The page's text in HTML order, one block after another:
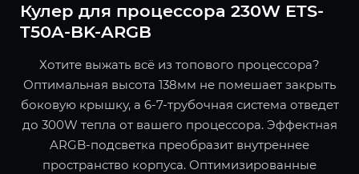
Кулер для процессора 230W ETS-
T50A-BK-ARGB
Хотите выжать всё из топового процессора?
Оптимальная высота 138мм не помешает закрыть
боковую крышку, а 6-7-трубочная система отведет
до 300W тепла от вашего процессора. Эффектная
ARGB-подсветка преобразит внутреннее
пространство корпуса. Оптимизированные